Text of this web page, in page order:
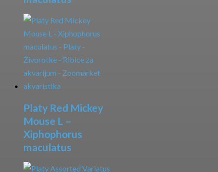
Platy Red Mickey
Mouse L –
Xiphophorus
maculatus